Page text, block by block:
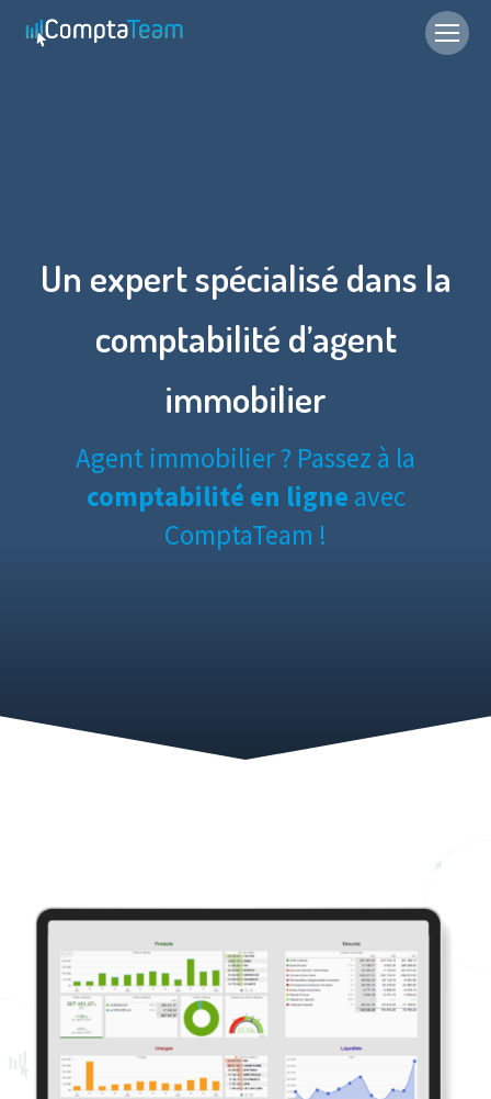
Un expert spécialisé dans la
comptabilité d’agent
immobilier
Agent immobilier ? Passez à la
comptabilité en ligne avec
ComptaTeam !